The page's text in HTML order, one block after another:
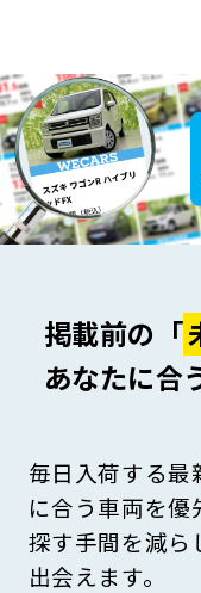
掲載前の「
あなたに合
毎日入荷する最
に合う車両を優
探す手間を減ら
出会えます。